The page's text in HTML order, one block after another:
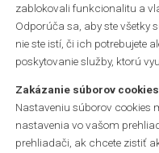
zablokovali funkcionalitu a
Odporúča sa, aby ste všetky
nie ste istí, či ich potrebujete
poskytovanie služby, ktorú
Zakázanie súborov cookies
Nastaveniu súborov cookies
nastavenia vo vašom
prehliadači, ak chcete zistiť